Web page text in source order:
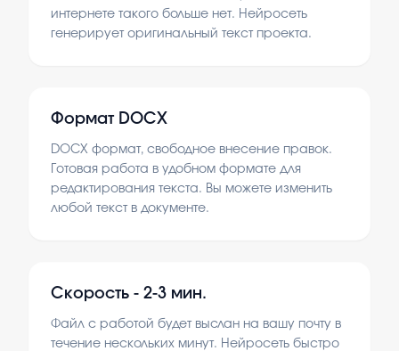
интернете такого больше нет. Нейросеть
генерирует оригинальный текст проекта.
Формат DOCX
DOCX формат, свободное внесение правок.
Готовая работа в удобном формате для
редактирования текста. Вы можете изменить
любой текст в документе.
Скорость - 2-3 мин.
Файл с работой будет выслан на вашу почту в
течение нескольких минут. Нейросеть быстро